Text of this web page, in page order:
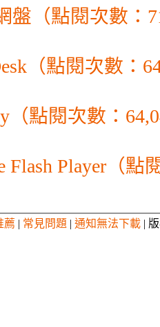
盤（點閱次數：
（點閱次數：
（點閱次數：
Flash Player（點
薦 | 常見問題 | 通知無法下載 |